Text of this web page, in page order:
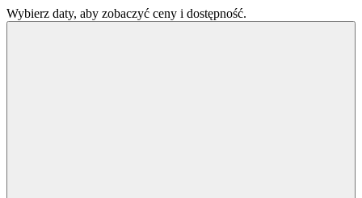
Wybierz daty, aby zobaczyć ceny i dostępność.